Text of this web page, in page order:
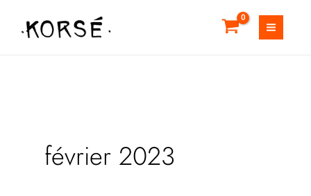
contenu
février 2023